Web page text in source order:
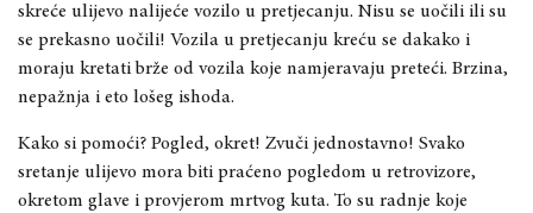
skreće ulijevo nalijeće vozilo u pretjecanju. Nisu se uočili ili su
se prekasno uočili! Vozila u pretjecanju kreću se dakako i
moraju kretati brže od vozila koje namjeravaju preteći. Brzina,
nepažnja i eto lošeg ishoda.
Kako si pomoći? Pogled, okret! Zvuči jednostavno! Svako
sretanje ulijevo mora biti praćeno pogledom u retrovizore,
okretom glave i provjerom mrtvog kuta. To su radnje koje